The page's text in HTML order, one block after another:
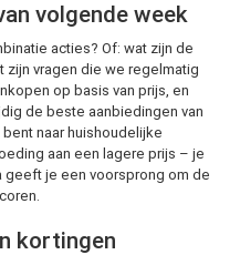
volgende week
acties? Of: wat zijn de
zijn vragen die we regelmatig
op basis van prijs, en
de beste aanbiedingen van
naar huishoudelijke
aan een lagere prijs – je
geeft je een voorsprong om de
kortingen